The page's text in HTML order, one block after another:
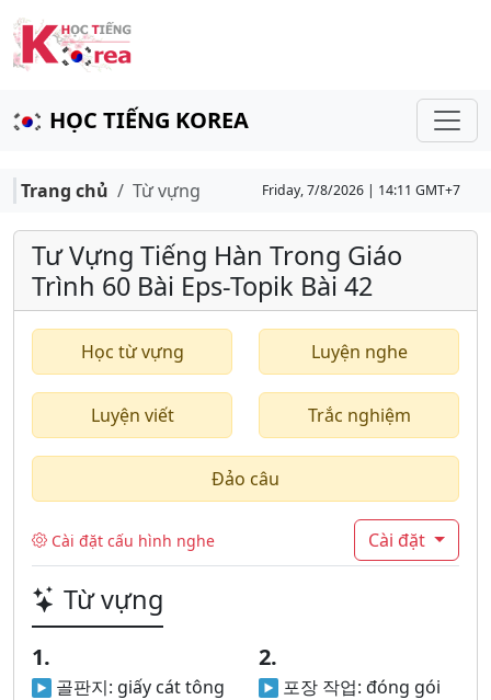
HỌC TIẾNG KOREA
Trang chủ Từ vựng Friday, 7/8/2026 | 14:11 GMT+7
Tư Vựng Tiếng Hàn Trong Giáo
Trình 60 Bài Eps-Topik Bài 42
Học từ vựng Luyện nghe
Luyện viết Trắc nghiệm
Đảo câu
Cài đặt cấu hình nghe Cài đặt
Từ vựng
1.
골판지: giấy cát tông
2.
포장 작업: đóng gói